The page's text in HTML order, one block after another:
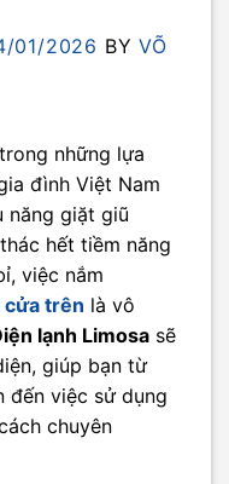
01/2026 BYVÕ
những lựa
đình Việt Nam
năng giặt giũ
hết tiềm năng
việc nắm
cửa trên là vô
lạnh Limosa sẽ
giúp bạn từ
đến việc sử dụng
chuyên